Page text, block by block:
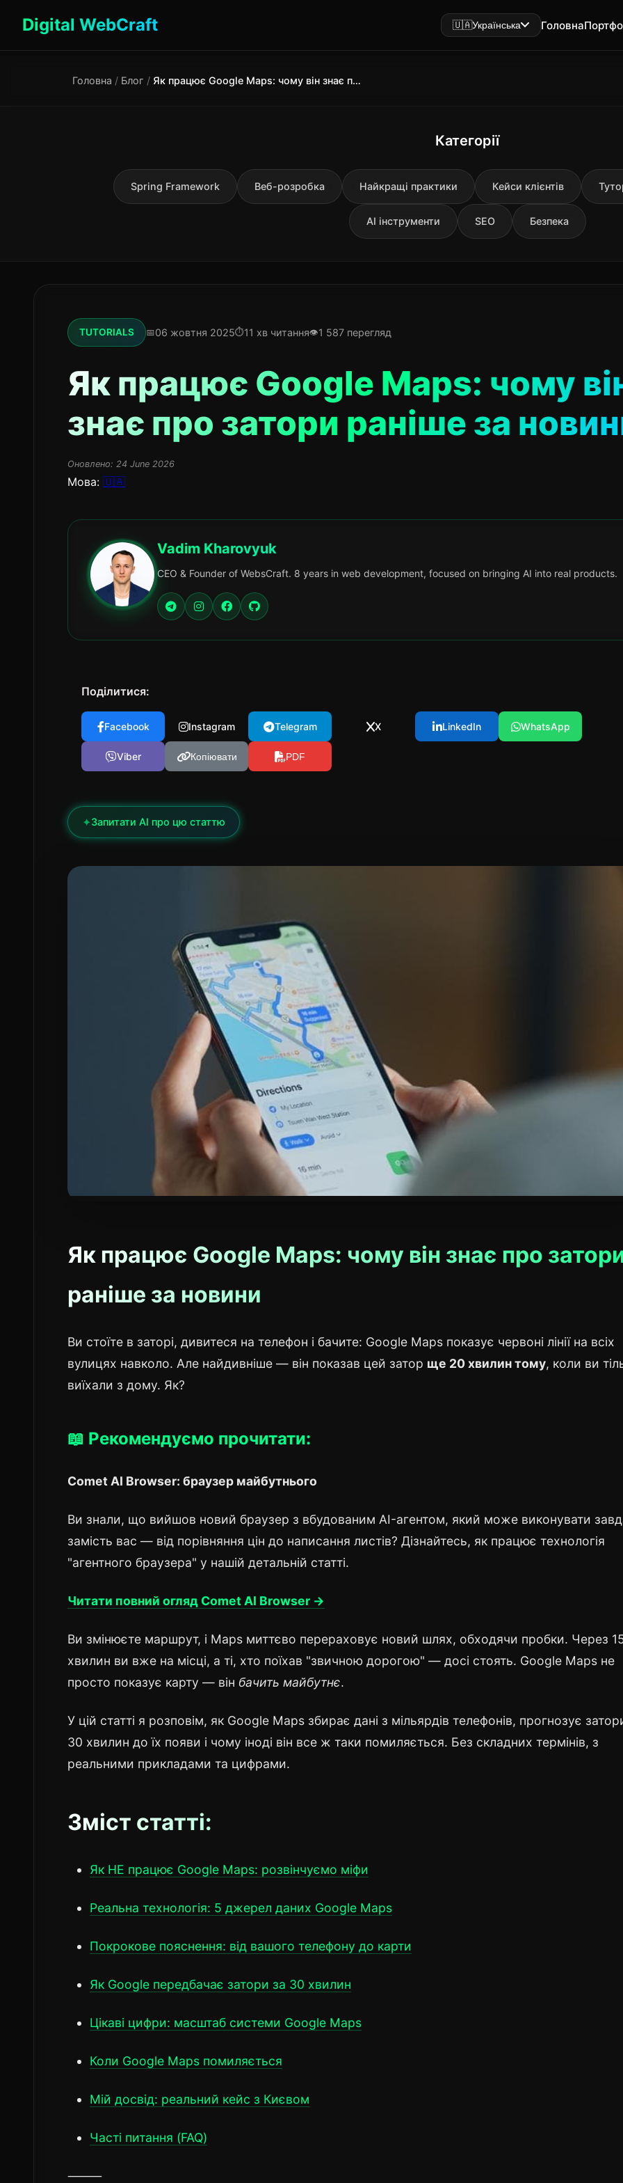
Digital WebCraft 🇺🇦Українська Головна
Головна / Блог / Як працює Google Maps: чому він знає про затори раніше за новини
Категорії
Spring Framework Веб-розробка Найкращі практики Кейси клієнтів
AI інструменти SEO Безпека
TUTORIALS 06 жовтня 2025 11 хв читання 1 587 перегляд
Як працює Google Maps: чому
знає про затори раніше за
Оновлено: 24 June 2026
Мова: 🇺🇦
Vadim Kharovyuk
CEO & Founder of WebsCraft. 8 years in web development, focused on bringing AI into real products.
Поділитися:
Facebook Instagram Telegram X LinkedIn WhatsApp
Viber Копіювати PDF
✦Запитати AI про цю статтю
Як працює Google Maps: чому він знає про
раніше за новини
Ви стоїте в заторі, дивитеся на телефон і бачите: Google Maps показує червоні лінії на всіх
вулицях навколо. Але найдивніше — він показав цей затор ще 20 хвилин тому, коли ви
виїхали з дому. Як?
📖 Рекомендуємо прочитати:
Comet AI Browser: браузер майбутнього
Ви знали, що вийшов новий браузер з вбудованим AI-агентом, який може виконувати
замість вас — від порівняння цін до написання листів? Дізнайтесь, як працює технологія
"агентного браузера" у нашій детальній статті.
Читати повний огляд Comet AI Browser →
Ви змінюєте маршрут, і Maps миттєво перераховує новий шлях, обходячи пробки. Через
хвилин ви вже на місці, а ті, хто поїхав "звичною дорогою" — досі стоять. Google Maps не
просто показує карту — він бачить майбутнє.
У цій статті я розповім, як Google Maps збирає дані з мільярдів телефонів, прогнозує
30 хвилин до їх появи і чому іноді він все ж таки помиляється. Без складних термінів, з
реальними прикладами та цифрами.
Зміст статті:
Як НЕ працює Google Maps: розвінчуємо міфи
Реальна технологія: 5 джерел даних Google Maps
Покрокове пояснення: від вашого телефону до карти
Як Google передбачає затори за 30 хвилин
Цікаві цифри: масштаб системи Google Maps
Коли Google Maps помиляється
Мій досвід: реальний кейс з Києвом
Часті питання (FAQ)
⸻